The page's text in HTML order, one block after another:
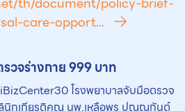
care-opport...
วจร่างกาย 999 บาท
โรงพยาบาลจับมือตรวจ
กเกียรติคุณ นพ.เหลือพร ปุณณกันต์